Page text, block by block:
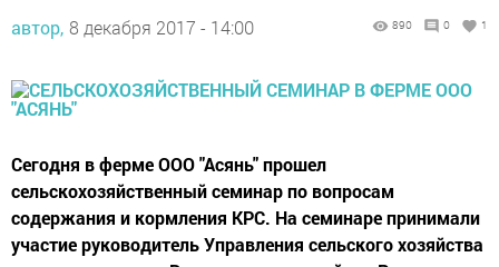
автор, 8 декабря 2017 - 14:00 890 0 1
Сегодня в ферме ООО "Асянь" прошел
сельскохозяйственный семинар по вопросам
содержания и кормления КРС. На семинаре принимали
участие руководитель Управления сельского хозяйства